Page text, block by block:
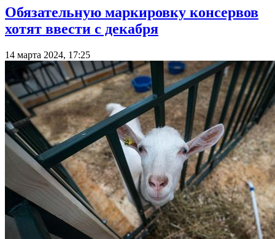
Обязательную маркировку консервов
хотят ввести с декабря
14 марта 2024, 17:25